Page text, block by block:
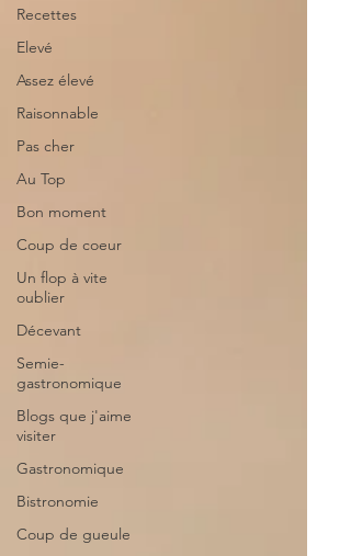
Recettes
Elevé
Assez élevé
Raisonnable
Pas cher
Au Top
Bon moment
Coup de coeur
Un flop à vite
oublier
Décevant
Semie-
gastronomique
Blogs que j'aime
visiter
Gastronomique
Bistronomie
Coup de gueule